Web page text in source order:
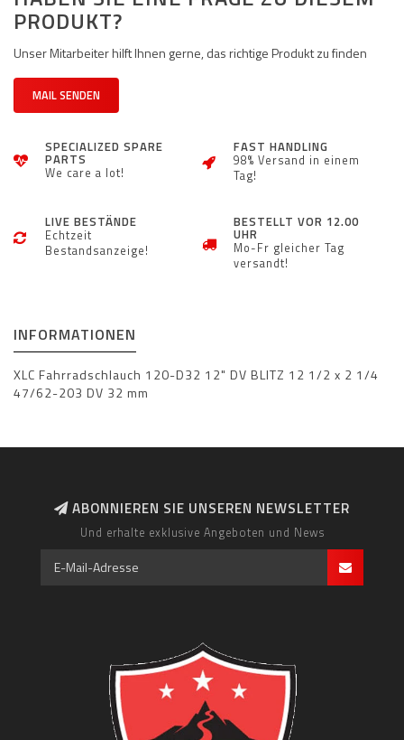
PRODUKT?
Unser Mitarbeiter hilft Ihnen gerne, das richtige Produkt zu finden
MAIL SENDEN
SPECIALIZED SPARE
PARTS
We care a lot!
FAST HANDLING
98% Versand in einem
Tag!
LIVE BESTÄNDE
Echtzeit
Bestandsanzeige!
BESTELLT VOR 12.00
UHR
Mo-Fr gleicher Tag
versandt!
INFORMATIONEN
XLC Fahrradschlauch 120-D32 12" DV BLITZ 12 1/2 x 2 1/4
47/62-203 DV 32 mm
ABONNIEREN SIE UNSEREN NEWSLETTER
Und erhalte exklusive Angeboten und News